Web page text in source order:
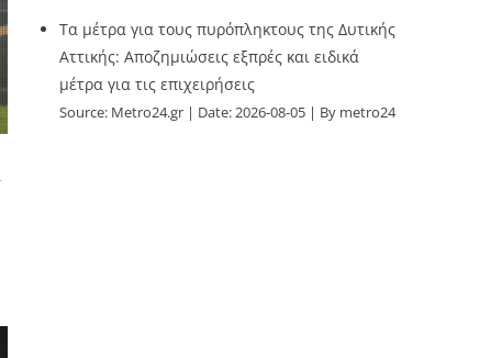
Τα μέτρα για τους πυρόπληκτους της Δυτικής
Αττικής: Αποζημιώσεις εξπρές και ειδικά
μέτρα για τις επιχειρήσεις
Source: Metro24.gr Date: 2026-08-05 By metro24